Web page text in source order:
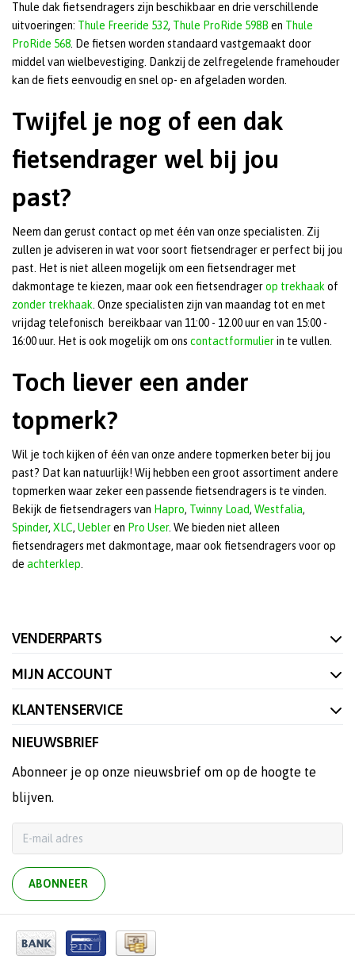
Thule dak fietsendragers zijn beschikbaar en drie verschillende
uitvoeringen: Thule Freeride 532, Thule ProRide 598B en Thule
ProRide 568. De fietsen worden standaard vastgemaakt door
middel van wielbevestiging. Dankzij de zelfregelende framehouder
kan de fiets eenvoudig en snel op- en afgeladen worden.
Twijfel je nog of een dak
fietsendrager wel bij jou
past?
Neem dan gerust contact op met één van onze specialisten. Zij
zullen je adviseren in wat voor soort fietsendrager er perfect bij jou
past. Het is niet alleen mogelijk om een fietsendrager met
dakmontage te kiezen, maar ook een fietsendragerop trekhaakof
zonder trekhaak. Onze specialisten zijn van maandag tot en met
vrijdag telefonisch bereikbaar van 11:00 - 12.00 uur en van 15:00 -
16:00 uur. Het is ook mogelijk om ons contactformulierin te vullen.
Toch liever een ander
topmerk?
Wil je toch kijken of één van onze andere topmerken beter bij jou
past? Dat kan natuurlijk! Wij hebben een groot assortiment andere
topmerken waar zeker een passende fietsendragers is te vinden.
Bekijk de fietsendragers van Hapro, Twinny Load, Westfalia,
Spinder, XLC, Uebleren Pro User. We bieden niet alleen
fietsendragers met dakmontage, maar ook fietsendragers voor op
de achterklep.
VENDERPARTS
MIJN ACCOUNT
KLANTENSERVICE
NIEUWSBRIEF
Abonneer je op onze nieuwsbrief om op de hoogte te
blijven.
ABONNEER